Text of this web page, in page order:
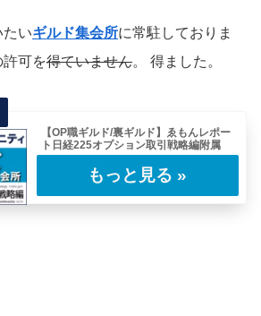
たいギルド集会所に常駐しておりま
可を得ていません。 得ました。
【OP職ギルド/裏ギルド】ゑもんレポー
ト日経225オプション取引戦略編附属
ついて気軽にコミュニケーションが取れる